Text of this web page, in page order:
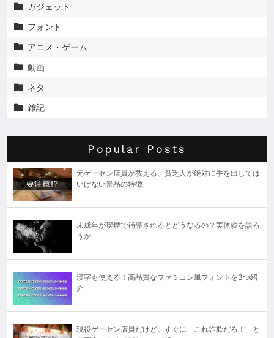
 ガジェット
 フォント
 アニメ・ゲーム
 動画
 ネタ
 雑記
Popular Posts
元ゲーセン店員が教える、貧乏人が絶対に手を出しては
いけない景品の特徴
未成年が喫煙で補導されるとどうなるの？実体験を語ろ
うか
漢字も使える！高品質なファミコン風フォントを3つ紹
介
現役ゲーセン店員だけど、すぐに「これ詐欺だろ！」と